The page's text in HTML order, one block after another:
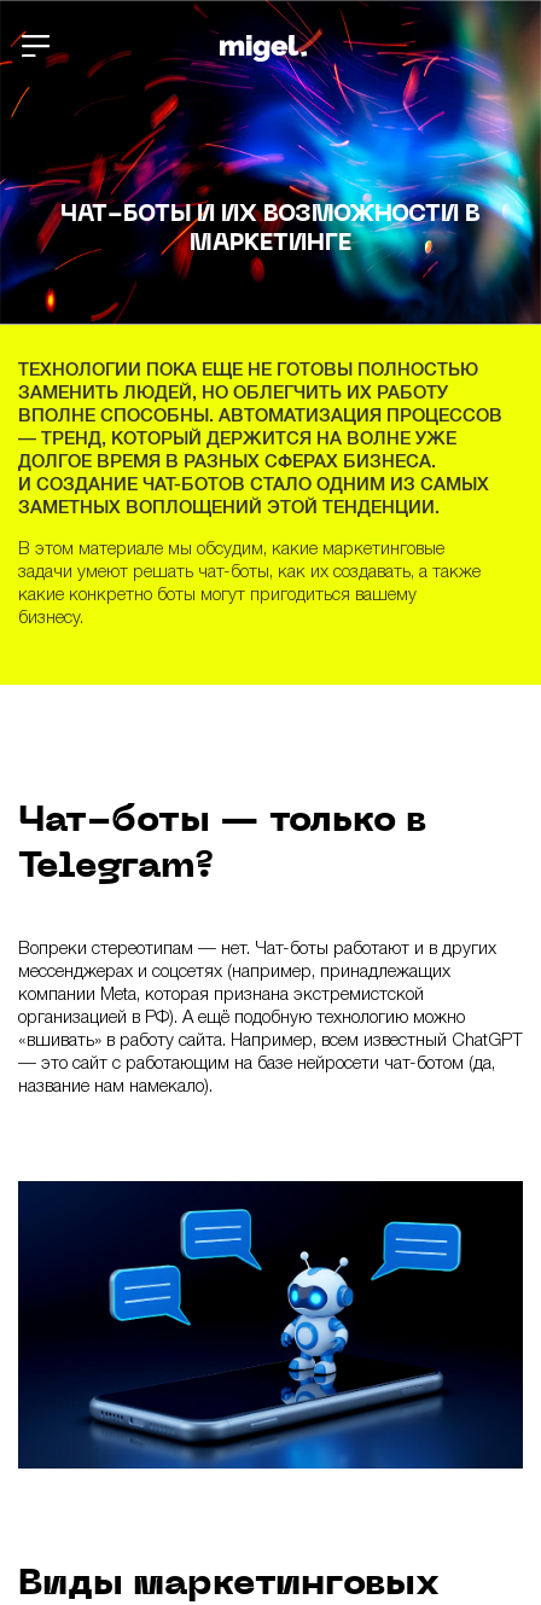
ЧАТ-БОТЫ И ИХ ВОЗМОЖНОСТИ В
МАРКЕТИНГЕ
ТЕХНОЛОГИИ ПОКА ЕЩЕ НЕ ГОТОВЫ ПОЛНОСТЬЮ
ЗАМЕНИТЬ ЛЮДЕЙ, НО ОБЛЕГЧИТЬ ИХ РАБОТУ
ВПОЛНЕ СПОСОБНЫ. АВТОМАТИЗАЦИЯ ПРОЦЕССОВ
— ТРЕНД, КОТОРЫЙ ДЕРЖИТСЯ НА ВОЛНЕ УЖЕ
ДОЛГОЕ ВРЕМЯ В РАЗНЫХ СФЕРАХ БИЗНЕСА.
И СОЗДАНИЕ ЧАТ-БОТОВ СТАЛО ОДНИМ ИЗ САМЫХ
ЗАМЕТНЫХ ВОПЛОЩЕНИЙ ЭТОЙ ТЕНДЕНЦИИ.
В этом материале мы обсудим, какие маркетинговые
задачи умеют решать чат-боты, как их создавать, а также
какие конкретно боты могут пригодиться вашему
бизнесу.
Чат-боты — только в
Telegram?
Вопреки стереотипам — нет. Чат-боты работают и в других
мессенджерах и соцсетях (например, принадлежащих
компании Meta, которая признана экстремистской
организацией в РФ). А ещё подобную технологию можно
«вшивать» в работу сайта. Например, всем известный ChatGPT
— это сайт с работающим на базе нейросети чат-ботом (да,
название нам намекало).
Виды маркетинговых